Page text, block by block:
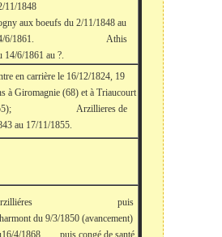
11/1848
aux boeufs du 2/11/1848 au
6/1861. Athis
14/6/1861 au ?.
en carrière le 16/12/1824, 19
à Giromagnie (68) et à Triaucourt
Arzillieres de
au 17/11/1855.
puis
du 9/3/1850 (avancement)
4/1868 puis congé de santé.